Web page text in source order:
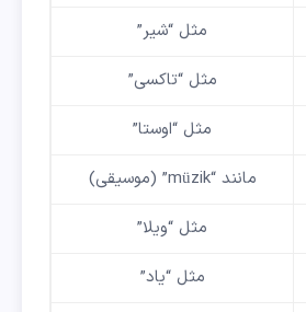
مثل “شیر”
مثل “تاکسی”
مثل “اوستا”
مانند “müzik” (موسیقی)
مثل “ویلا”
مثل “یاد”